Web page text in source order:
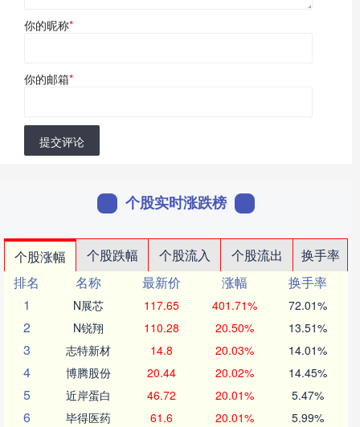
你的昵称*
你的邮箱*
提交评论
个股实时涨跌榜
个股涨幅 个股跌幅 个股流入 个股流出
换手率
排名
名称 最新价 涨幅
换手率
1
N展芯 117.65 401.71% 72.01%
2 N锐翔 110.28 20.50% 13.51%
3 志特新材 14.8 20.03% 14.01%
4 博腾股份 20.44 20.02% 14.45%
5 近岸蛋白 46.72 20.01% 5.47%
6 毕得医药 61.6 20.01% 5.99%